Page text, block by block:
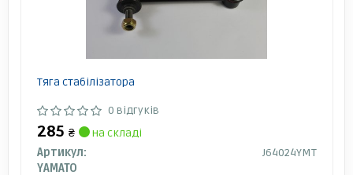
Тяга стабілізатора
0 відгуків
285 ₴
на складі
Артикул:
J64024YMT
YAMATO